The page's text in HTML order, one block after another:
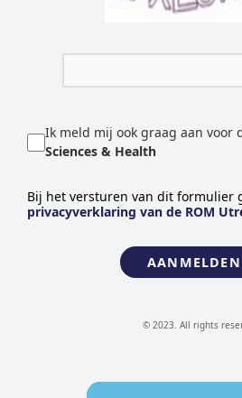
Ik meld mij ook graag aan voor
Sciences & Health
Bij het versturen van dit formulier
privacyverklaring van de ROM
AANMELDEN
© 2023. All rights